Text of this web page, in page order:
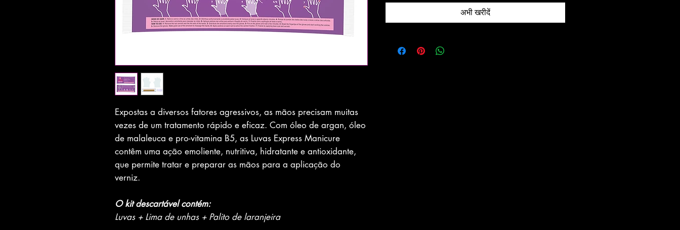
Expostas a diversos fatores agressivos, as mãos precisam muitas
vezes de um tratamento rápido e eficaz. Com óleo de argan, óleo
de malaleuca e pro-vitamina B5, as Luvas Express Manicure
contêm uma ação emoliente, nutritiva, hidratante e antioxidante,
que permite tratar e preparar as mãos para a aplicação do
verniz.
O kit descartável contém:
Luvas + Lima de unhas + Palito de laranjeira
अभी खरीदें